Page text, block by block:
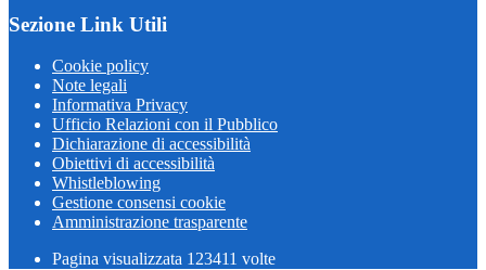
Sezione Link Utili
Cookie policy
Note legali
Informativa Privacy
Ufficio Relazioni con il Pubblico
Dichiarazione di accessibilità
Obiettivi di accessibilità
Whistleblowing
Gestione consensi cookie
Amministrazione trasparente
Pagina visualizzata 123411 volte